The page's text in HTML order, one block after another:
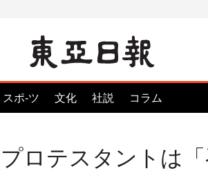
スポ-ツ 文化 社説 コラム
ロテスタントは